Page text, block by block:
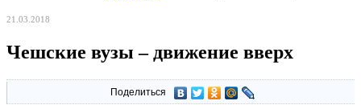
21.03.2018
Чешские вузы – движение вверх
Поделиться